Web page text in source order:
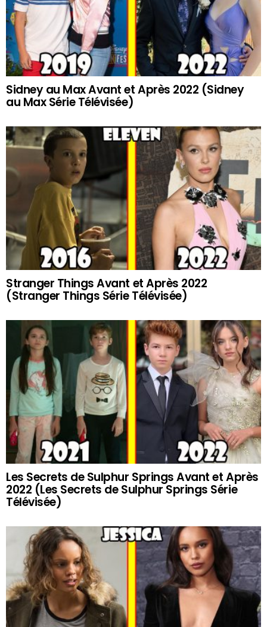
Sidney au Max Avant et Après 2022 (Sidney
au Max Série Télévisée)
Stranger Things Avant et Après 2022
(Stranger Things Série Télévisée)
Les Secrets de Sulphur Springs Avant et Après
2022 (Les Secrets de Sulphur Springs Série
Télévisée)